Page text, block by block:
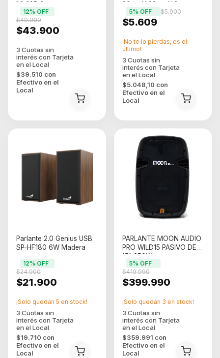
Mk235 Grey
$43.900
$49.900
12% OFF
$39.510 con
Efectivo en el
Local
20cm X 23cm X 3mm
Negro/rojo
$5.609
$5.900
5% OFF
$5.048,10 con
Efectivo en el
Local
¡No te lo pierdas, es el
último!
Parlante 2.0 Genius USB
SP-HF180 6W Madera
$21.900
$24.900
12% OFF
$19.710 con
Efectivo en el
Local
¡Solo quedan 5 en stock!
PARLANTE MOON AUDIO
PRO WILD15 PASIVO DE
15" 250W
$399.990
$419.990
5% OFF
$359.991 con
Efectivo en el
Local
¡Solo quedan 3 en stock!